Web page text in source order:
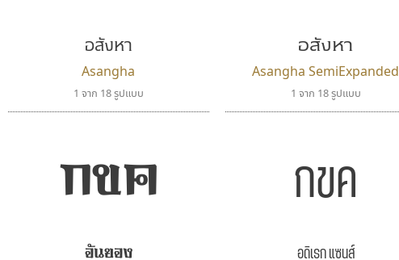
อสังหา
Asangha
1 จาก 18 รูปแบบ
อสังหา
Asangha SemiExpanded
1 จาก 18 รูปแบบ
กขค
อันยอง
กขค
อดิเรก แซนส์